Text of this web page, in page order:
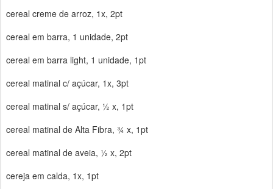
cereal creme de arroz, 1x, 2pt
cereal em barra, 1 unidade, 2pt
cereal em barra light, 1 unidade, 1pt
cereal matinal c/ açúcar, 1x, 3pt
cereal matinal s/ açúcar, ½ x, 1pt
cereal matinal de Alta Fibra, ¾ x, 1pt
cereal matinal de aveia, ½ x, 2pt
cereja em calda, 1x, 1pt